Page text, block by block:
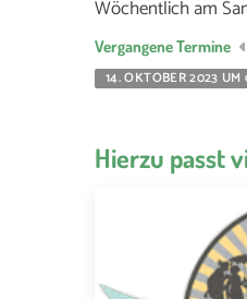
Wöchentlich am
Vergangene Termine
14. OKTOBER 2023 UM
Hierzu passt